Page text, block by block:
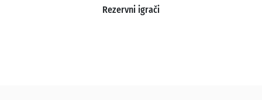
Rezervni igrači